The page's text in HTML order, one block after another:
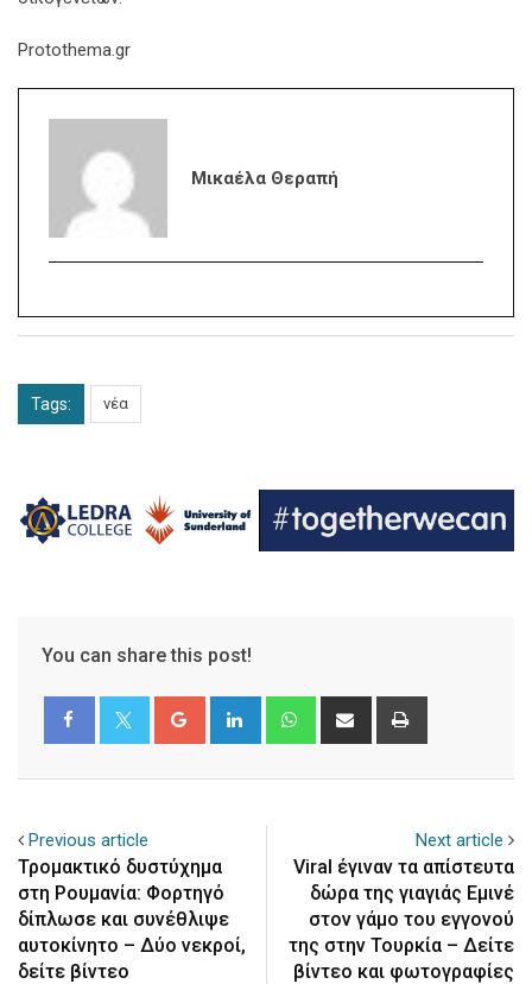
Protothema.gr
Μικαέλα Θεραπή
Tags: νέα
You can share this post!
Google+ LinkedIn WhatsappShare
Previous article
Τρομακτικό δυστύχημα
στη Ρουμανία: Φορτηγό
δίπλωσε και συνέθλιψε
αυτοκίνητο – Δύο νεκροί,
δείτε βίντεο
Next article
Viral έγιναν τα απίστευτα
δώρα της γιαγιάς Εμινέ
στον γάμο του εγγονού
της στην Τουρκία – Δείτε
βίντεο και φωτογραφίες